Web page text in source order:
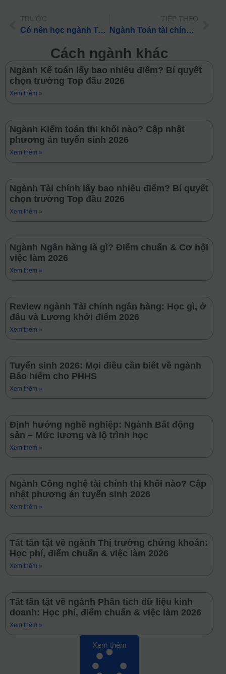
Có nên học ngành Toán tin? Triển vọng & Tổ hợp xét tuyển 2026 Ngành Toán tài chính thi khối nào? Cập nhật phương án tuyển sinh 2026
Cách ngành khác
Ngành Kế toán lấy bao nhiêu điểm? Bí quyết
chọn trường Top đầu 2026
Xem thêm »
Ngành Kiểm toán thi khối nào? Cập nhật
phương án tuyển sinh 2026
Xem thêm »
Ngành Tài chính lấy bao nhiêu điểm? Bí quyết
chọn trường Top đầu 2026
Xem thêm »
Ngành Ngân hàng là gì? Điểm chuẩn & Cơ hội
việc làm 2026
Xem thêm »
Review ngành Tài chính ngân hàng: Học gì, ở
đâu và Lương khởi điểm 2026
Xem thêm »
Tuyển sinh 2026: Mọi điều cần biết về ngành
Bảo hiểm cho PHHS
Xem thêm »
Định hướng nghề nghiệp: Ngành Bất động
sản – Mức lương và lộ trình học
Xem thêm »
Ngành Công nghệ tài chính thi khối nào? Cập
nhật phương án tuyển sinh 2026
Xem thêm »
Tất tần tật về ngành Thị trường chứng khoán:
Học phí, điểm chuẩn & việc làm 2026
Xem thêm »
Tất tần tật về ngành Phân tích dữ liệu kinh
doanh: Học phí, điểm chuẩn & việc làm 2026
Xem thêm »
Xem thêm